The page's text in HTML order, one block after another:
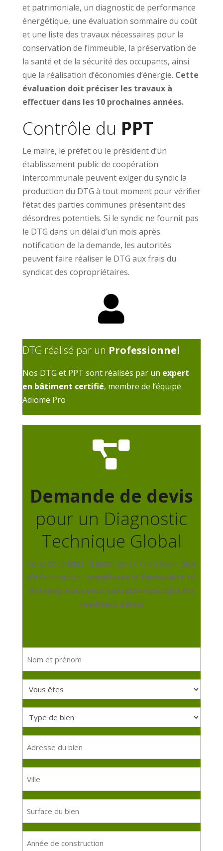
et patrimoniale, un diagnostic de performance
énergétique, une évaluation sommaire du coût
et une liste des travaux nécessaires pour la
conservation de l’immeuble, la préservation de
la santé et de la sécurité des occupants, ainsi
que la réalisation d’économies d’énergie. Cette
évaluation doit préciser les travaux à
effectuer dans les 10 prochaines années.
Contrôle du PPT
Le maire, le préfet ou le président d’un
établissement public de coopération
intercommunale peuvent exiger du syndic la
production du DTG à tout moment pour vérifier
l’état des parties communes présentant des
désordres potentiels. Si le syndic ne fournit pas
le DTG dans un délai d’un mois après
notification de la demande, les autorités
peuvent faire réaliser le DTG aux frais du
syndicat des copropriétaires.

DTG réalisé par un Professionnel
Nos DTG et PPT sont réalisés par un expert
en bâtiment certifié, membre de l’équipe
Adiome Pro

Demande de devis
pour un Diagnostic
Technique Global
Vous souhaitez réaliser un DTG ou avoir plus
d’informations, remplissez le formulaire ci-
dessous, nous vous contacterons dans les
meilleurs délais
prénom
(Nécessaire)
Vous
êtes
(Nécessaire)
Type
de
bien
bien